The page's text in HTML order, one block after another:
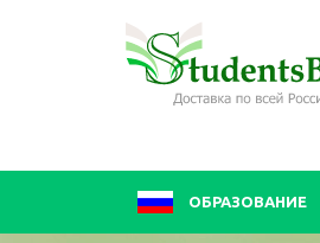
ОБРАЗОВАНИЕ